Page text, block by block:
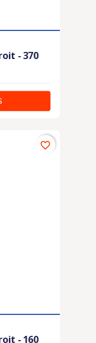
- 370
- 160
favorite_border